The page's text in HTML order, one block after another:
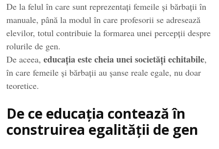
De la felul în care sunt reprezentați femeile și bărbații în
manuale, până la modul în care profesorii se adresează
elevilor, totul contribuie la formarea unei percepții despre
rolurile de gen.
De aceea,educația este cheia unei societăți echitabile,
în care femeile și bărbații au șanse reale egale, nu doar
teoretice.
De ce educația contează în
construirea egalității de gen